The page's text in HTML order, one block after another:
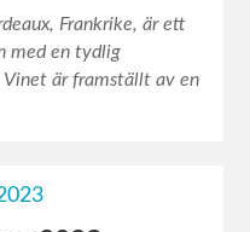
Frankrike, är ett
med en tydlig
är framställt av en